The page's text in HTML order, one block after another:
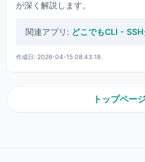
が深く解説します。
関連アプリ: どこでもCLI -
作成日: 2026-04-15 08:43:18
トップペー